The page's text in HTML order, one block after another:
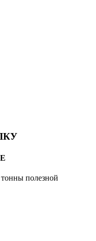
полезной